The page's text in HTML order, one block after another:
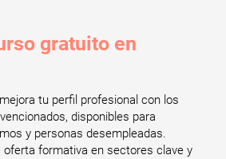
gratuito en
tu perfil profesional con los
disponibles para
y personas desempleadas.
oferta formativa en sectores clave y